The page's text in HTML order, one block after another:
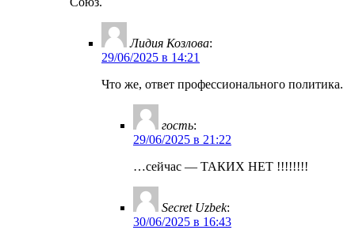
Лидия Козлова:
29/06/2025 в 14:21
Что же, ответ профессионального политика.
гость:
29/06/2025 в 21:22
…сейчас — ТАКИХ НЕТ !!!!!!!!
Secret Uzbek:
30/06/2025 в 16:43